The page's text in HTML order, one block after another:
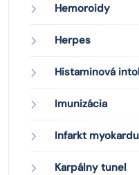
Hemoroidy
Herpes
Histaminová
Imunizácia
Infarkt myokardu
Karpálny tunel